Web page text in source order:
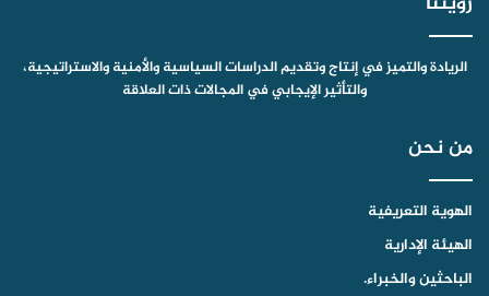
الريادة والتميز في إنتاج وتقديم الدراسات السياسية والأمنية والاستراتيجية،
والتأثير الإيجابي في المجالات ذات العلاقة
من نحن
الهوية التعريفية
الهيئة الإدارية
الباحثين والخبراء.